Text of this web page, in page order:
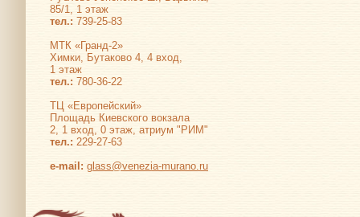
85/1, 1 этаж
тел.: 739-25-83
МТК «Гранд-2»
Химки, Бутаково 4, 4 вход,
1 этаж
тел.: 780-36-22
ТЦ «Европейский»
Площадь Киевского вокзала
2, 1 вход, 0 этаж, атриум "РИМ"
тел.: 229-27-63
е-mail: glass@venezia-murano.ru